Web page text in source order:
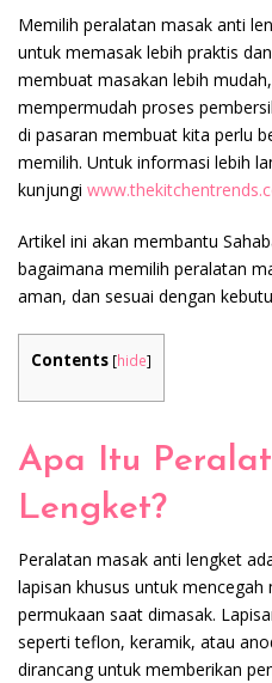
Memilih peralatan masak anti
untuk memasak lebih praktis
membuat masakan lebih
mempermudah proses
di pasaran membuat kita perlu
memilih. Untuk informasi lebih
kunjungi
Artikel ini akan membantu
bagaimana memilih peralatan
aman, dan sesuai dengan
Contents [hide]
Apa Itu
Lengket?
Peralatan masak anti lengket
lapisan khusus untuk
permukaan saat dimasak.
seperti teflon, keramik, atau
dirancang untuk memberikan